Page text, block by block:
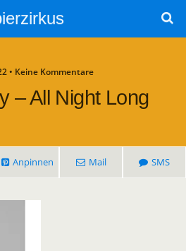
• Keine Kommentare
– All Night Long
Anpinnen Mail SMS